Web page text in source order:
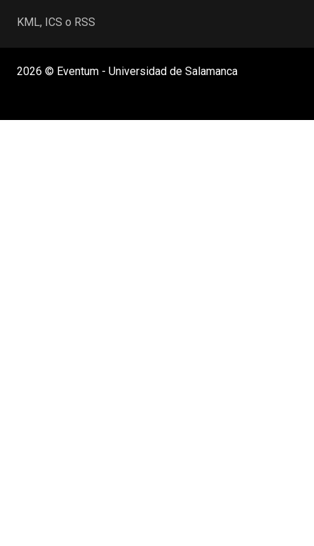
KML, ICS o RSS
2026 © Eventum - Universidad de Salamanca